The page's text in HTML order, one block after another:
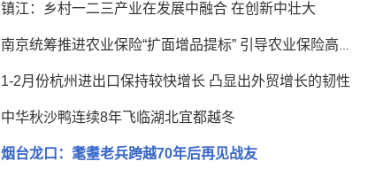
镇江：乡村一二三产业在发展中融合 在创新中壮大
南京统筹推进农业保险“扩面增品提标” 引导农业保险高质量发展
1-2月份杭州进出口保持较快增长 凸显出外贸增长的韧性
中华秋沙鸭连续8年飞临湖北宜都越冬
烟台龙口：耄耋老兵跨越70年后再见战友